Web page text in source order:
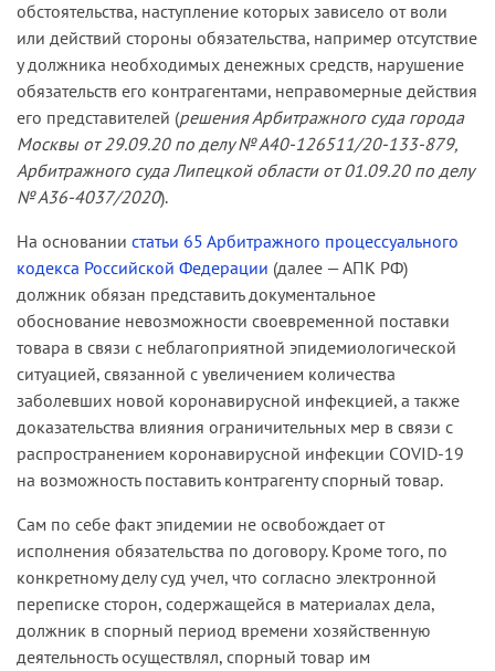
обстоятельства, наступление которых зависело от воли
или действий стороны обязательства, например отсутствие
у должника необходимых денежных средств, нарушение
обязательств его контрагентами, неправомерные действия
его представителей (решения Арбитражного суда города
Москвы от 29.09.20 по делу № А40-126511/20-133-879,
Арбитражного суда Липецкой области от 01.09.20 по делу
№ А36-4037/2020).
На основании статьи 65 Арбитражного процессуального
кодекса Российской Федерации (далее — АПК РФ)
должник обязан представить документальное
обоснование невозможности своевременной поставки
товара в связи с неблагоприятной эпидемиологической
ситуацией, связанной с увеличением количества
заболевших новой коронавирусной инфекцией, а также
доказательства влияния ограничительных мер в связи с
распространением коронавирусной инфекции COVID-19
на возможность поставить контрагенту спорный товар.
Сам по себе факт эпидемии не освобождает от
исполнения обязательства по договору. Кроме того, по
конкретному делу суд учел, что согласно электронной
переписке сторон, содержащейся в материалах дела,
должник в спорный период времени хозяйственную
деятельность осуществлял, спорный товар им